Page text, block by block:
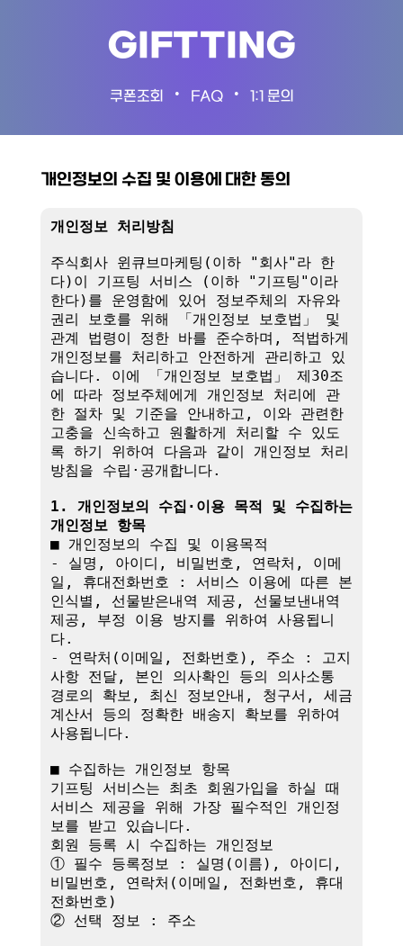
GIFTTING
쿠폰조회 • FAQ • 1:1 문의
개인정보의 수집 및 이용에 대한 동의
개인정보 처리방침
주식회사 윈큐브마케팅(이하 "회사"라 한
다)이 기프팅 서비스 (이하 "기프팅"이라
한다)를 운영함에 있어 정보주체의 자유와
권리 보호를 위해 「개인정보 보호법」 및
관계 법령이 정한 바를 준수하며, 적법하게
개인정보를 처리하고 안전하게 관리하고 있
습니다. 이에 「개인정보 보호법」 제30조
에 따라 정보주체에게 개인정보 처리에 관
한 절차 및 기준을 안내하고, 이와 관련한
고충을 신속하고 원활하게 처리할 수 있도
록 하기 위하여 다음과 같이 개인정보 처리
방침을 수립·공개합니다.
1. 개인정보의 수집·이용 목적 및 수집하는
개인정보 항목
■ 개인정보의 수집 및 이용목적
- 실명, 아이디, 비밀번호, 연락처, 이메
일, 휴대전화번호 : 서비스 이용에 따른 본
인식별, 선물받은내역 제공, 선물보낸내역
제공, 부정 이용 방지를 위하여 사용됩니
다.
- 연락처(이메일, 전화번호), 주소 : 고지
사항 전달, 본인 의사확인 등의 의사소통
경로의 확보, 최신 정보안내, 청구서, 세금
계산서 등의 정확한 배송지 확보를 위하여
사용됩니다.
■ 수집하는 개인정보 항목
기프팅 서비스는 최초 회원가입을 하실 때
서비스 제공을 위해 가장 필수적인 개인정
보를 받고 있습니다.
회원 등록 시 수집하는 개인정보
① 필수 등록정보 : 실명(이름), 아이디,
비밀번호, 연락처(이메일, 전화번호, 휴대
전화번호)
② 선택 정보 : 주소